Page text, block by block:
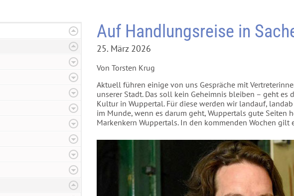
Auf Handlungsreise in
25. März 2026
Von Torsten Krug
Aktuell führen einige von uns Gespräche mit
unserer Stadt. Das soll kein Geheimnis bleiben – geht es
Kultur in Wuppertal. Für diese werden wir landauf,
im Munde, wenn es darum geht, Wuppertals gute Seiten
Markenkern Wuppertals. In den kommenden Wochen gilt